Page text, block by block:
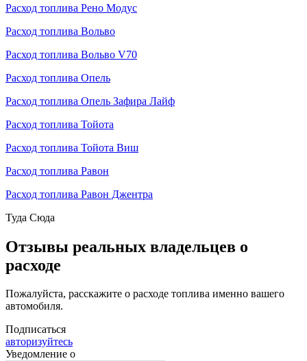
Расход топлива Рено Модус
Расход топлива Вольво
Расход топлива Вольво V70
Расход топлива Опель
Расход топлива Опель Зафира Лайф
Расход топлива Тойота
Расход топлива Тойота Виш
Расход топлива Равон
Расход топлива Равон Джентра
Туда Сюда
Отзывы реальных владельцев о
расходе
Пожалуйста, расскажите о расходе топлива именно вашего
автомобиля.
Подписаться
авторизуйтесь
Уведомление о